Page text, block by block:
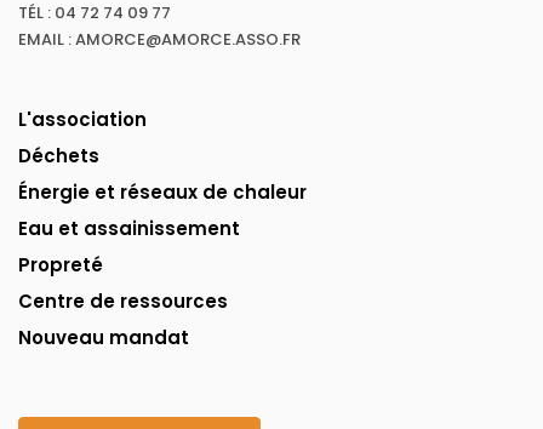
TÉL : 04 72 74 09 77
EMAIL : AMORCE@AMORCE.ASSO.FR
L'association
Déchets
Énergie et réseaux de chaleur
Eau et assainissement
Propreté
Centre de ressources
Nouveau mandat